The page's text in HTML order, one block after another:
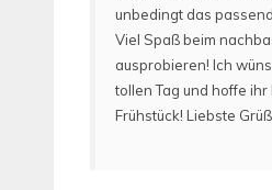
unbedingt das
Viel Spaß beim
ausprobieren! Ich
tollen Tag und hoffe
Frühstück! Liebste